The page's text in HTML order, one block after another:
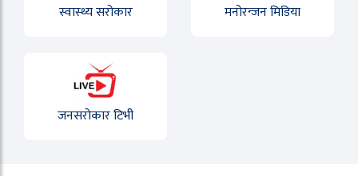
स्वास्थ्य सरोकार मनोरन्जन मिडिया
जनसरोकार टिभी